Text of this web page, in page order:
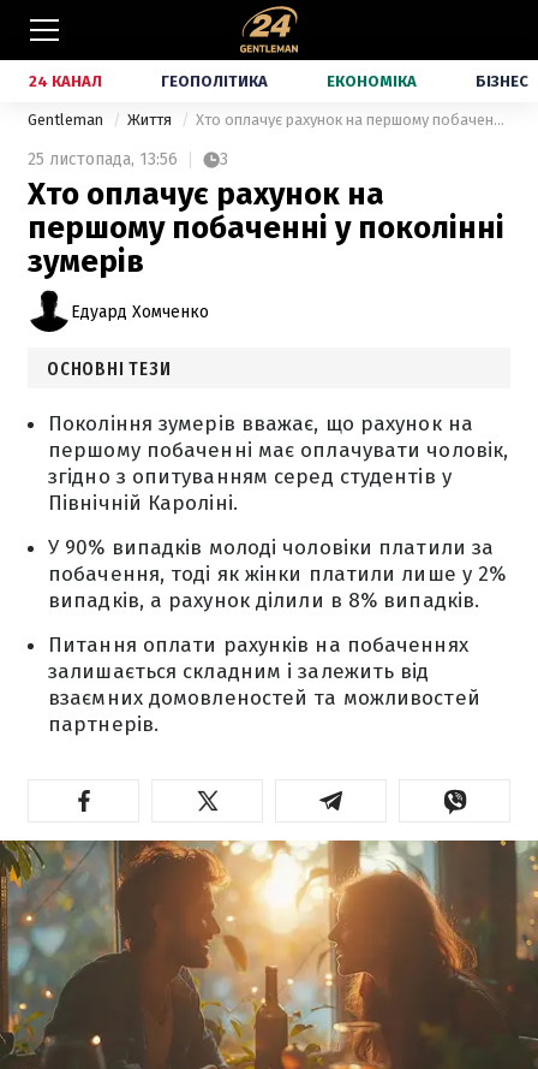
24 КАНАЛ ГЕОПОЛІТИКА ЕКОНОМІКА БІЗНЕС
Gentleman Життя Хто оплачує рахунок на першому побаченні у поколінні зумерів
25 листопада, 13:56 3
Хто оплачує рахунок на
першому побаченні у поколінні
зумерів
Едуард Хомченко
ОСНОВНІ ТЕЗИ
Покоління зумерів вважає, що рахунок на
першому побаченні має оплачувати чоловік,
згідно з опитуванням серед студентів у
Північній Кароліні.
У 90% випадків молоді чоловіки платили за
побачення, тоді як жінки платили лише у 2%
випадків, а рахунок ділили в 8% випадків.
Питання оплати рахунків на побаченнях
залишається складним і залежить від
взаємних домовленостей та можливостей
партнерів.